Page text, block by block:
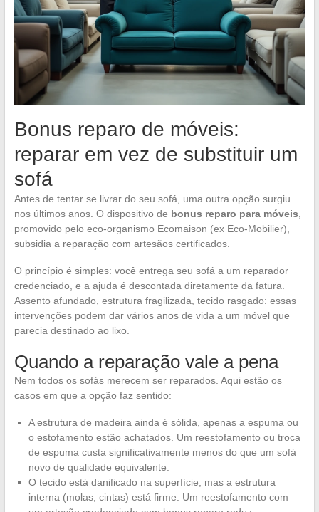
Bonus reparo de móveis:
reparar em vez de substituir um
sofá
Antes de tentar se livrar do seu sofá, uma outra opção surgiu
nos últimos anos. O dispositivo de bonus reparo para móveis
promovido pelo eco-organismo Ecomaison (ex Eco-Mobilier),
subsidia a reparação com artesãos certificados.
O princípio é simples: você entrega seu sofá a um reparador
credenciado, e a ajuda é descontada diretamente da fatura.
Assento afundado, estrutura fragilizada, tecido rasgado: essas
intervenções podem dar vários anos de vida a um móvel que
parecia destinado ao lixo.
Quando a reparação vale a pena
Nem todos os sofás merecem ser reparados. Aqui estão os
casos em que a opção faz sentido:
A estrutura de madeira ainda é sólida, apenas a espuma ou
o estofamento estão achatados. Um reestofamento ou troca
de espuma custa significativamente menos do que um sofá
novo de qualidade equivalente.
O tecido está danificado na superfície, mas a estrutura
interna (molas, cintas) está firme. Um reestofamento com